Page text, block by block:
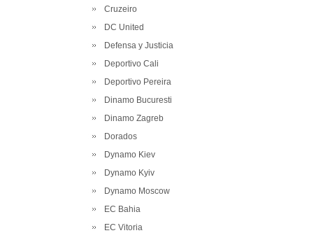
Cruzeiro
DC United
Defensa y Justicia
Deportivo Cali
Deportivo Pereira
Dinamo Bucuresti
Dinamo Zagreb
Dorados
Dynamo Kiev
Dynamo Kyiv
Dynamo Moscow
EC Bahia
EC Vitoria